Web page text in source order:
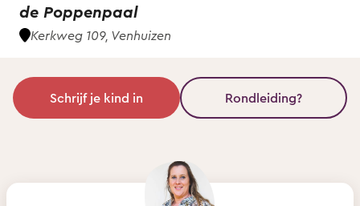
de Poppenpaal
Kerkweg 109, Venhuizen
Schrijf je kind in Rondleiding?